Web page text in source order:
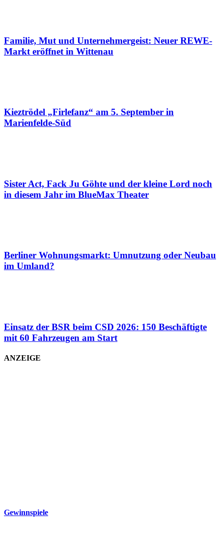
Familie, Mut und Unternehmergeist: Neuer REWE-
Markt eröffnet in Wittenau
Kieztrödel „Firlefanz“ am 5. September in
Marienfelde-Süd
Sister Act, Fack Ju Göhte und der kleine Lord noch
in diesem Jahr im BlueMax Theater
Berliner Wohnungsmarkt: Umnutzung oder Neubau
im Umland?
Einsatz der BSR beim CSD 2026: 150 Beschäftigte
mit 60 Fahrzeugen am Start
ANZEIGE
Gewinnspiele